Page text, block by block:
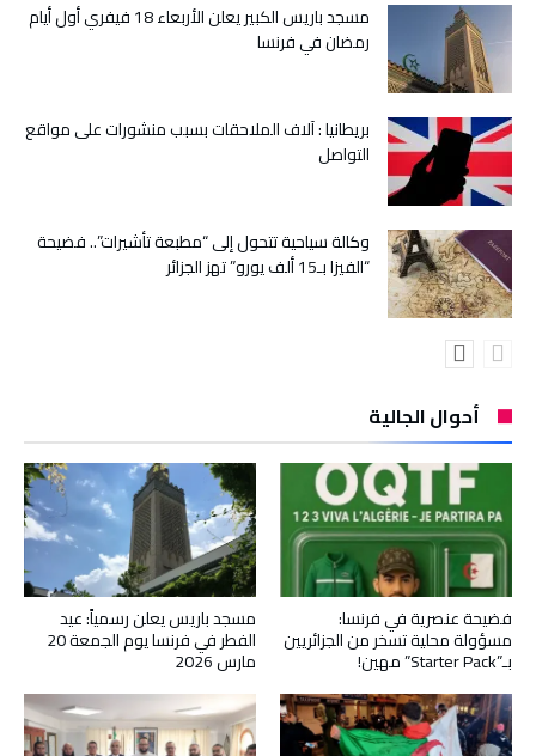
مسجد باريس الكبير يعلن الأربعاء 18 فيفري أول أيام
رمضان في فرنسا
بريطانيا : آلاف الملاحقات بسبب منشورات على مواقع
التواصل
وكالة سياحية تتحول إلى “مطبعة تأشيرات”.. فضيحة
“الفيزا بـ15 ألف يورو” تهز الجزائر
أحوال الجالية
مسجد باريس يعلن رسمياً: عيد
الفطر في فرنسا يوم الجمعة 20
مارس 2026
فضيحة عنصرية في فرنسا:
مسؤولة محلية تسخر من الجزائريين
بـ”Starter Pack” مهين!